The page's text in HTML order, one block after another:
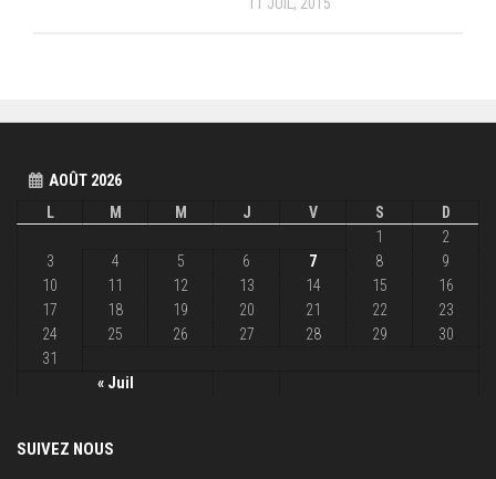
AOÛT 2026
L
M M J V S D
« Juil
1
2
3
4 5 6 7 8
9
10
11 12 13 14 15
16
17
18 19 20 21 22
23
24
25 26 27 28 29
30
31
SUIVEZ NOUS